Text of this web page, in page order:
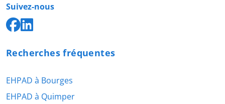
Suivez-nous
Recherches fréquentes
EHPAD à Bourges
EHPAD à Quimper